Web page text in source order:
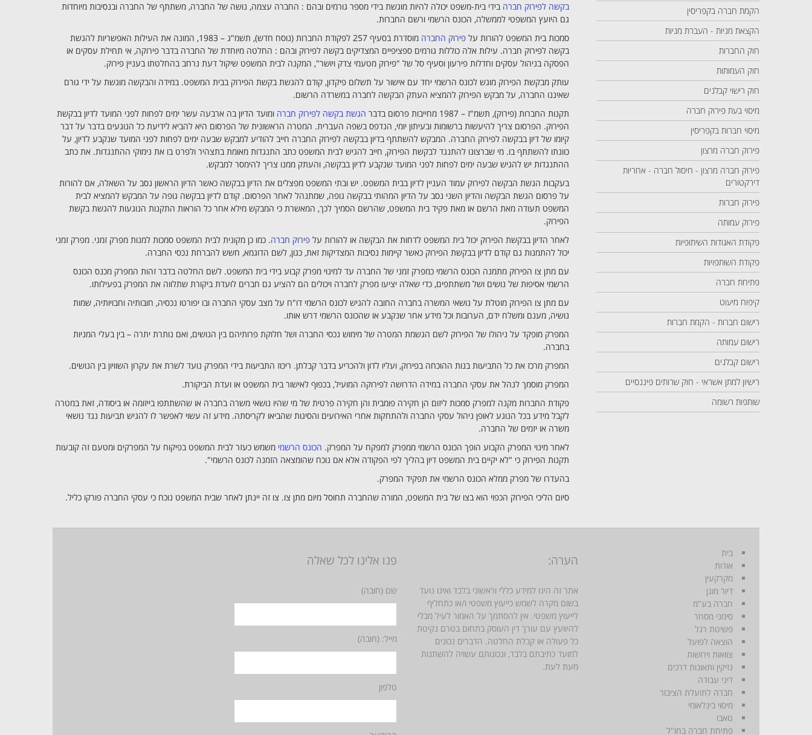
בקשה לפירוק חברה בידי בית-משפט יכולה להיות מוגשת בידי מספר גורמים ובהם : החברה עצמה, נושה של החברה, משתתף של החברה ובנסיבות מיוחדות
גם היועץ המשפטי לממשלה, הכונס הרשמי ורשם החברות.
סמכות בית המשפט להורות על פירוק החברה
מוסדרת בסעיף 257 לפקודת החברות (נוסח חדש), תשמ"ג – 1983, המונה את העילות האפשריות להגשת
בקשה לפירוק חברה. עילות אלה כוללות גורמים ספציפיים המצדיקים בקשה לפירוק ובהם : החלטה מיוחדת של החברה בדבר פירוקה, אי תחילת עסקים או
הפסקה בניהול עסקים וחדלות פירעון וסעיף סל של "פירוק מטעמי צדק ויושר", המקנה לבית המשפט שיקול דעת נרחב בהחלטתו בעניין פירוק.
עותק מבקשת הפירוק מוגש לכונס הרשמי יחד עם אישור על תשלום פיקדון, קודם להגשת בקשת הפירוק בבית המשפט. במידה והבקשה מוגשת על ידי גורם
שאיננו החברה, על מבקש הפירוק להמציא העתק הבקשה לחברה במשרדה הרשום.
תקנות החברות (פירוק), תשמ"ז – 1987 מחייבות פרסום בדבר
הגשת בקשה לפירוק חברה ומועד הדיון בה ארבעה עשר ימים לפחות לפני המועד לדיון בבקשת
הפירוק. הפרסום צריך להיעשות ברשומות ובעיתון יומי, הנדפס בשפה העברית. המטרה הראשונית של הפרסום היא להביא לידיעת כל הנוגעים בדבר על דבר
קיומו של דיון בבקשה לפירוק החברה. המבקש להשתתף בדיון בבקשה לפירוק החברה חייב להודיע למבקש שבעה ימים לפחות לפני המועד שנקבע לדיון, על
כוונתו להשתתף בו. מי שברצונו להתנגד לבקשת הפירוק, חייב להגיש לבית המשפט כתב התנגדות מאומת בתצהיר ולפרט בו את נימוקי ההתנגדות. את כתב
ההתנגדות יש להגיש שבעה ימים לפחות לפני המועד שנקבע לדיון בבקשה, והעתק ממנו צריך להימסר למבקש.
בעקבות הגשת הבקשה לפירוק עמוד העניין לדיון בבית המשפט. יש ובתי המשפט מפצלים את הדיון בבקשה כאשר הדיון הראשון נסב על השאלה, אם להורות
על פרסום הגשת הבקשה והדיון השני נסב על הדיון המהותי בבקשה גופה, שמתנהל לאחר הפרסום. קודם לדיון בבקשה גופה על המבקש להמציא לבית
המשפט תעודה מאת הרשם או מאת פקיד בית המשפט, שהרשם הסמיך לכך, המאשרת כי המבקש מילא אחר כל הוראות התקנות הנוגעות להגשת בקשת
הפירוק.
לאחר הדיון בבקשת הפירוק יכול בית המשפט לדחות את הבקשה או להורות על פירוק חברה. כמו כן מקונית לבית המשפט סמכות למנות מפרק זמני. מפרק זמני
יכול להתמנות גם קודם לדיון בבקשת הפירוק כאשר קיימות נסיבות המצדיקות זאת, כגון, לשם הדוגמא, חשש להברחת נכסי החברה.
עם מתן צו הפירוק מתמנה הכונס הרשמי כמפרק זמני של החברה עד למינוי מפרק קבוע בידי בית המשפט. לשם החלטה בדבר זהות המפרק מכנס הכונס
הרשמי אסיפות של נושים ושל משתתפים, כדי שאלה יציעו מפרק לחברה ויכולים הם להציע גם חברים לועדת ביקורת שתלווה את המפרק בפעילותו.
עם מתן צו הפירוק מוטלת על נושאי המשרה בחברה החובה להגיש לכונס הרשמי דו"ח על מצב עסקי החברה ובו יפורטו נכסיה, חובותיה וחבויותיה, שמות
נושיה, מענם ומשלח ידם, הערובות וכל מידע אחר שנקבע או שהכונס הרשמי דרש אותו.
המפרק מופקד על ניהולו של הפירוק לשם הגשמת המטרה של מימוש נכסי החברה ושל חלוקת פרותיהם בין הנושים, ואם נותרת יתרה – בין בעלי המניות
בחברה.
המפרק מרכז את כל התביעות בנות ההוכחה בפירוק, ועליו לדון ולהכריע בדבר קבלתן. ריכוז התביעות בידי המפרק נועד לשרת את עקרון השוויון בין הנושים.
המפרק מוסמך לנהל את עסקי החברה במידה הדרושה לפירוקה המועיל, בכפוף לאישור בית המשפט או ועדת הביקורת.
פקודת החברות מקנה למפרק סמכות ליזום הן חקירה פומבית והן חקירה פרטית של מי שהיו נושאי משרה בחברה או שהשתתפו בייזומה או ביסודה, זאת במטרה
לקבל מידע בכל הנוגע לאופן ניהול עסקי החברה ולהתחקות אחרי האירועים והסיגות שהביאו לקריסתה. מידע זה עשוי לאפשר לו להגיש תביעות נגד נושאי
משרה או יזמים של החברה.
לאחר מינוי המפרק הקבוע הופך הכונס הרשמי ממפרק למפקח על המפרק. הכונס הרשמי משמש כעזר לבית המשפט בפיקוח על המפרקים ומטעם זה קובעות
תקנות הפירוק כי "לא יקיים בית המשפט דיון בהליך לפי הפקודה אלא אם נוכח שהומצאה הזמנה לכונס הרשמי".
בהעדרו של מפרק ממלא הכונס הרשמי את תפקיד המפרק.
סיום הליכי הפירוק הכפוי הוא בצו של בית המשפט, המורה שהחברה תחוסל מיום מתן צו. צו זה יינתן לאחר שבית המשפט נוכח כי עסקי החברה פורקו כליל.
הקמת חברה בקפריסין
הקצאת מניות - העברת מניות
חוק החברות
חוק העמותות
חוק רישוי קבלנים
מיסוי בעת פירוק חברה
מיסוי חברות בקפריסין
פירוק חברה מרצון
פירוק חברה מרצון - חיסול חברה - אחריות
דירקטורים
פירוק חברות
פירוק עמותה
פקודת האגודות השיתופיות
פקודת השותפויות
פתיחת חברה
קיפוח מיעוט
רישום חברות - הקמת חברות
רישום עמותה
רישום קבלנים
רישיון למתן אשראי - חוק שרותים פיננסיים
שותפות רשומה
בית
אודות
מקרקעין
דיור מוגן
חברה בע"מ
סימני מסחר
פשיטת רגל
הוצאה לפועל
צוואות וירושות
נזיקין ותאונות דרכים
דיני עבודה
חברה לתועלת הציבור
מיסוי בינלאומי
טאבו
פתיחת חברה בחו"ל
הערה:
אתר זה הינו למידע כללי וראשוני בלבד ואינו נועד
בשום מקרה לשמש כייעוץ משפטי ו/או כתחליף
לייעוץ משפטי. אין להסתמך על האמור לעיל מבלי
להיוועץ עם עורך דין העוסק בתחום בטרם נקיטת
כל פעולה או קבלת החלטה. הדברים נכונים
למועד כתיבתם בלבד, ונכונותם עשויה להשתנות
מעת לעת.
פנו אלינו לכל שאלה
שם (חובה)
מייל: (חובה)
טלפון